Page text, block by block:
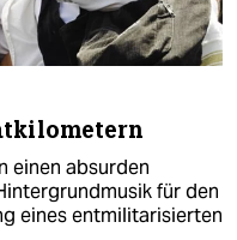
einen absurden
für den
eines entmilitarisierten